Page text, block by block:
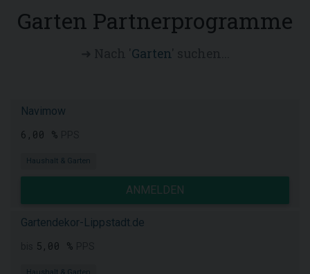
Garten Partnerprogramme
Garten' suchen...
Navimow
6,00 %
Haushalt & Garten
ANMELDEN
Gartendekor-Lippstadt.de
5,00 %